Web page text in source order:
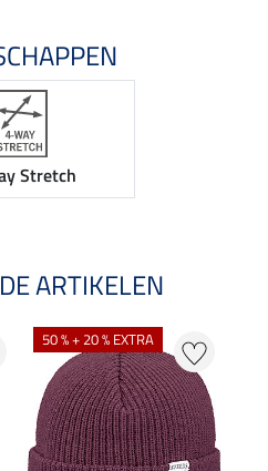
Stretch
ARTIKELEN
50 % + 20 % EXTRA